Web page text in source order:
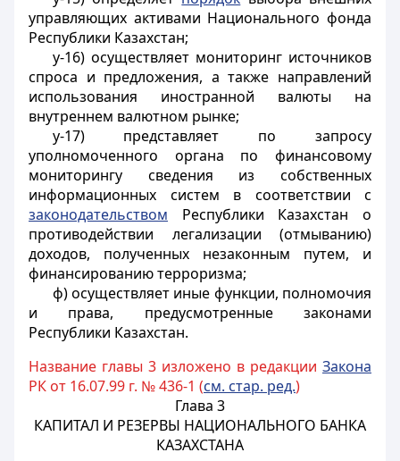
управляющих активами Национального фонда
Республики Казахстан;
у-16) осуществляет мониторинг источников
спроса и предложения, а также направлений
использования иностранной валюты на
внутреннем валютном рынке;
у-17) представляет по запросу
уполномоченного органа по финансовому
мониторингу сведения из собственных
информационных систем в соответствии с
законодательством Республики Казахстан о
противодействии легализации (отмыванию)
доходов, полученных незаконным путем, и
финансированию терроризма;
ф) осуществляет иные функции, полномочия
и права, предусмотренные законами
Республики Казахстан.
Название главы 3 изложено в редакции Закона
РК от 16.07.99 г. № 436-1 (см. стар. ред.)
Глава 3
КАПИТАЛ И РЕЗЕРВЫ НАЦИОНАЛЬНОГО БАНКА
КАЗАХСТАНА